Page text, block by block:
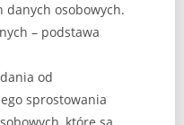
danych osobowych.
– podstawa
od
sprostowania